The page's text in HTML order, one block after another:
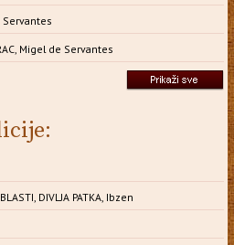
Servantes
Migel de Servantes
DIVLJA PATKA, Ibzen